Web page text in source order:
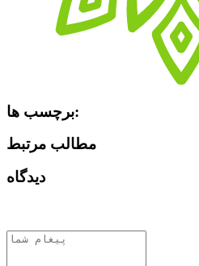
برچسب ها:
مطالب مرتبط
دیدگاه